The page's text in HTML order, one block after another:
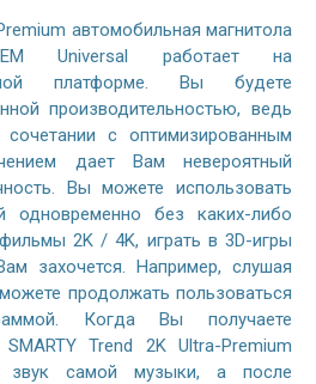
автомобильная магнитола
Universal работает на
платформе. Вы будете
производительностью, ведь
с оптимизированным
дает Вам невероятный
Вы можете использовать
одновременно без каких-либо
2K / 4K, играть в 3D-игры
захочется. Например, слушая
продолжать пользоваться
Когда Вы получаете
Trend 2K Ultra-Premium
звук самой музыки, а после